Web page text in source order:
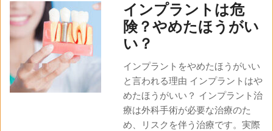
インプラントは危
険？やめたほうがい
い？
インプラントをやめたほうがいい
と言われる理由 インプラントはや
めたほうがいい？ インプラント治
療は外科手術が必要な治療のた
め、リスクを伴う治療です。実際